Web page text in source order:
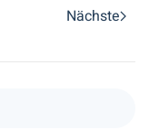
Nächste